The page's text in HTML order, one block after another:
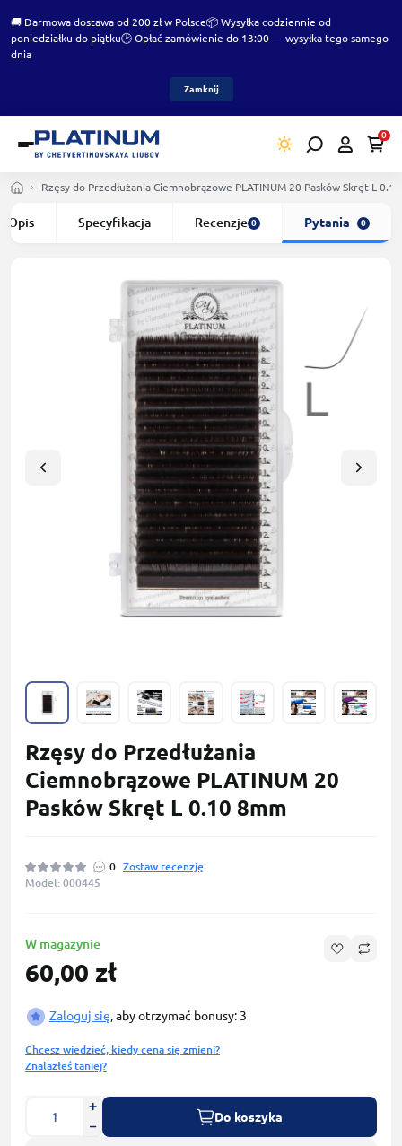
🚚 Darmowa dostawa od 200 zł w Polsce📦 Wysyłka codziennie od
poniedziałku do piątku🕑 Opłać zamówienie do 13:00 — wysyłka tego samego
dnia
Zamknij
0
Rzęsy do Przedłużania Сiemnobrązowe PLATINUM 20 Pasków Skręt L
Opis Specyfikacja Recenzje 0 Pytania 0
Rzęsy do Przedłużania
Сiemnobrązowe PLATINUM 20
Pasków Skręt L 0.10 8mm
0
Zostaw recenzję
Model: 000445
W magazynie
60,00 zł
Zaloguj się, aby otrzymać bonusy: 3
Chcesz wiedzieć, kiedy cena się zmieni?
Znalazłeś taniej?
Do koszyka